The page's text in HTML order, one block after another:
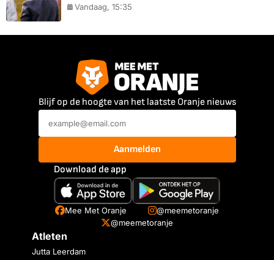
Vandaag, 15:35
Blijf op de hoogte van het laatste Oranje nieuws
Aanmelden
Download de app
Mee Met Oranje
@meemetoranje
@meemetoranje
Atleten
Jutta Leerdam